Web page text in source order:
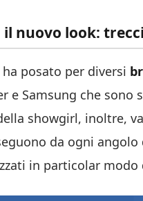
nuovo look:
posato per diversi
e Samsung che
showgirl, inoltre,
da ogni
in particolar